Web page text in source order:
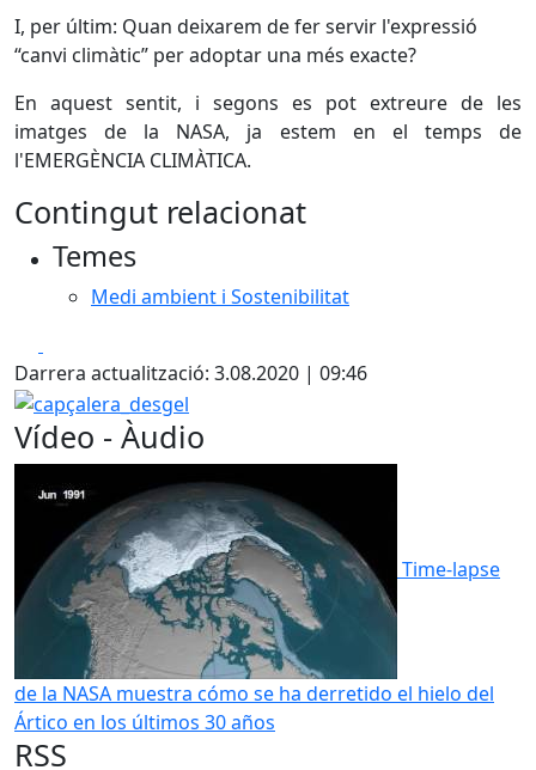
I, per últim: Quan deixarem de fer servir l'expressió
“canvi climàtic” per adoptar una més exacte?
En aquest sentit, i segons es pot extreure de les
imatges de la NASA, ja estem en el temps de
l'EMERGÈNCIA CLIMÀTICA.
Contingut relacionat
Temes
Medi ambient i Sostenibilitat
Darrera actualització: 3.08.2020 | 09:46
capçalera_desgel
Vídeo - Àudio
Time-lapse
de la NASA muestra cómo se ha derretido el hielo del
Ártico en los últimos 30 años
RSS